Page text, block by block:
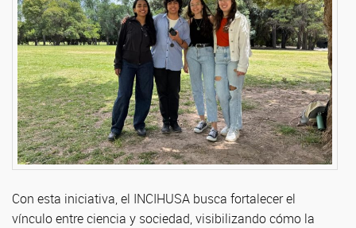
Con esta iniciativa, el INCIHUSA busca fortalecer el
vínculo entre ciencia y sociedad, visibilizando cómo la